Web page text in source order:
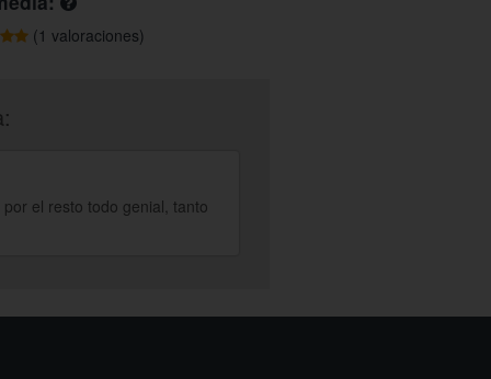
(1 valoraciones)
el resto todo genial, tanto